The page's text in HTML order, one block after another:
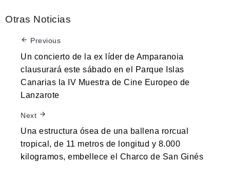
Otras Noticias
Previous
Un concierto de la ex líder de Amparanoia
clausurará este sábado en el Parque Islas
Canarias la IV Muestra de Cine Europeo de
Lanzarote
Next
Una estructura ósea de una ballena rorcual
tropical, de 11 metros de longitud y 8.000
kilogramos, embellece el Charco de San Ginés